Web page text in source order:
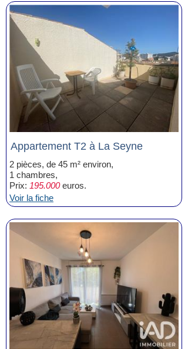
Appartement T2 à La Seyne
2 pièces, de 45 m² environ,
1 chambres,
Prix: 195.000euros.
Voir la fiche